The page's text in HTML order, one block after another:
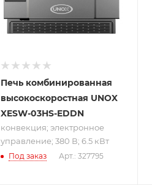
Печь комбинированная
высокоскоростная UNOX
XESW-03HS-EDDN
конвекция; электронное
управление; 380 В; 6.5 кВт
Под заказ Арт.: 327795